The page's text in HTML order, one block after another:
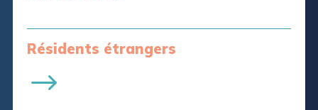
Résidents étrangers